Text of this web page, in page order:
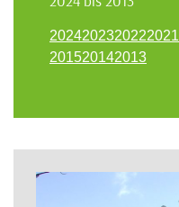
2024202320222021
201520142013